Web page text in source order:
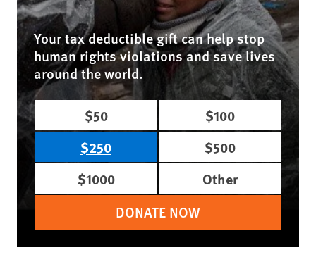
Your tax deductible gift can help stop
human rights violations and save lives
around the world.
$50
$100
$250
$500
$1000
Other
DONATE NOW